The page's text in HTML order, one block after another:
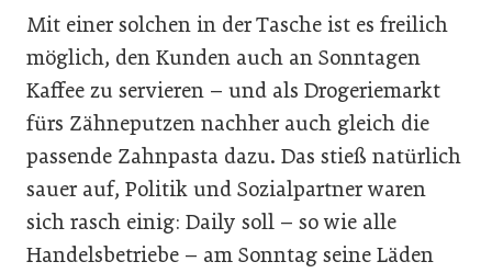
Mit einer solchen in der Tasche ist es freilich
möglich, den Kunden auch an Sonntagen
Kaffee zu servieren – und als Drogeriemarkt
fürs Zähneputzen nachher auch gleich die
passende Zahnpasta dazu. Das stieß natürlich
sauer auf, Politik und Sozialpartner waren
sich rasch einig: Daily soll – so wie alle
Handelsbetriebe – am Sonntag seine Läden